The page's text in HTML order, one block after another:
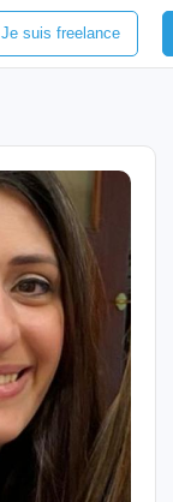
Je suis freelance